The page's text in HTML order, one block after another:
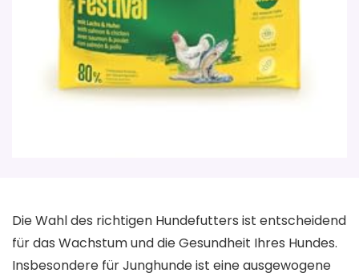
Die Wahl des richtigen Hundefutters ist entscheidend
für das Wachstum und die Gesundheit Ihres Hundes.
Insbesondere für Junghunde ist eine ausgewogene